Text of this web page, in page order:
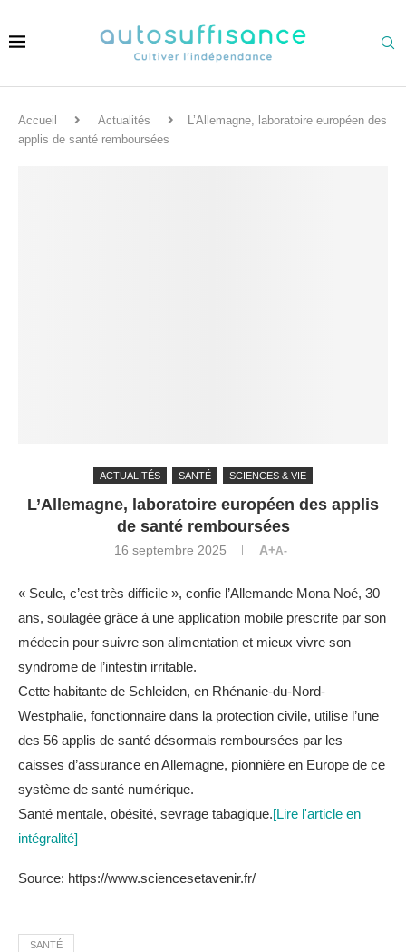
Accueil Actualités
L’Allemagne, laboratoire européen des
applis de santé remboursées
ACTUALITÉS SANTÉ SCIENCES & VIE
L’Allemagne, laboratoire européen des applis
de santé remboursées
16 septembre 2025 A+A-
« Seule, c’est très difficile », confie l’Allemande Mona Noé, 30
ans, soulagée grâce à une application mobile prescrite par son
médecin pour suivre son alimentation et mieux vivre son
syndrome de l’intestin irritable.
Cette habitante de Schleiden, en Rhénanie-du-Nord-
Westphalie, fonctionnaire dans la protection civile, utilise l’une
des 56 applis de santé désormais remboursées par les
caisses d’assurance en Allemagne, pionnière en Europe de ce
système de santé numérique.
Santé mentale, obésité, sevrage tabagique.[Lire l'article en
intégralité]
Source: https://www.sciencesetavenir.fr/
SANTÉ